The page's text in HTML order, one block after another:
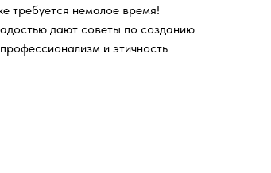
требуется немалое время!
дают советы по созданию
и этичность